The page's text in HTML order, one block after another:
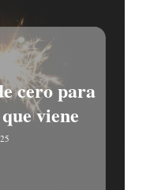
cero para
viene